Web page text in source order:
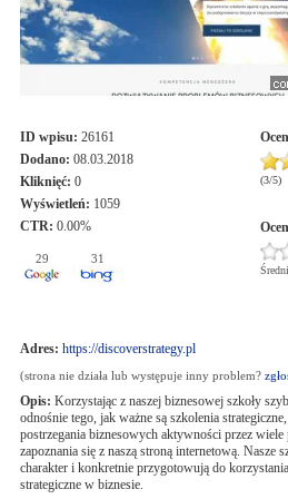
ID wpisu: 26161
Dodano: 08.03.2018
Kliknięć: 0
Wyświetleń: 1059
CTR: 0.00%
29 31
(3/5)
Adres: https://discoverstrategy.pl
(strona nie działa lub występuje inny problem?
Opis: Korzystając z naszej biznesowej szkoły
odnośnie tego, jak ważne są szkolenia
postrzegania biznesowych aktywności przez wiele
zapoznania się z naszą stroną internetową. Nasze
charakter i konkretnie przygotowują do
strategiczne w biznesie.